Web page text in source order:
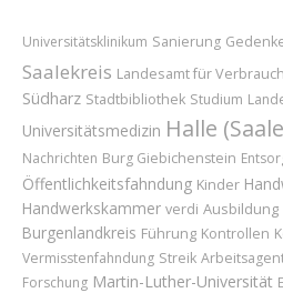
Universitätsklinikum Sanierung
Saalekreis Landesamt für
Südharz Stadtbibliothek Studium
Universitätsmedizin Halle
Nachrichten Burg Giebichenstein
Öffentlichkeitsfahndung Kinder
Handwerkskammer verdi Ausbildung
Burgenlandkreis Führung Kontrollen
Vermisstenfahndung Streik
Forschung Martin-Luther-Universität